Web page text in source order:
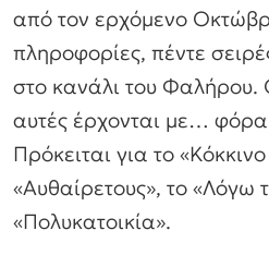
από τον ερχόμενο
πληροφορίες, πέντε
στο κανάλι του Φαλήρου.
αυτές έρχονται με…
Πρόκειται για το
«Αυθαίρετους», το «Λόγω
«Πολυκατοικία».